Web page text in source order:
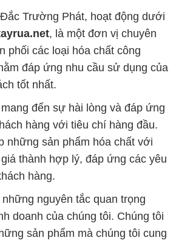
Trường Phát, hoạt động dưới
, là một đơn vị chuyên
phối các loại hóa chất công
đáp ứng nhu cầu sử dụng của
tốt nhất.
đến sự hài lòng và đáp ứng
hàng với tiêu chí hàng đầu.
những sản phẩm hóa chất với
thành hợp lý, đáp ứng các yêu
hàng.
nguyên tắc quan trọng
doanh của chúng tôi. Chúng tôi
sản phẩm mà chúng tôi cung